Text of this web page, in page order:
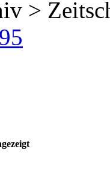
>